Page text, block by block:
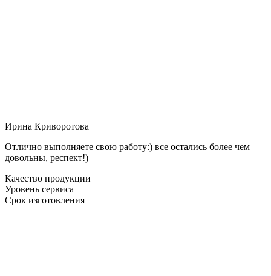
Ирина Криворотова
Отлично выполняете свою работу:) все остались более чем
довольны, респект!)
Качество продукции
Уровень сервиса
Срок изготовления